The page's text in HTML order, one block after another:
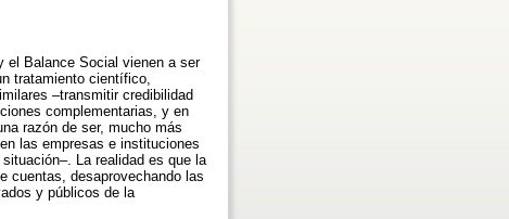
el Balance Social vienen a ser
tratamiento científico,
–transmitir credibilidad
complementarias, y en
razón de ser, mucho más
las empresas e instituciones
La realidad es que la
cuentas, desaprovechando las
y públicos de la